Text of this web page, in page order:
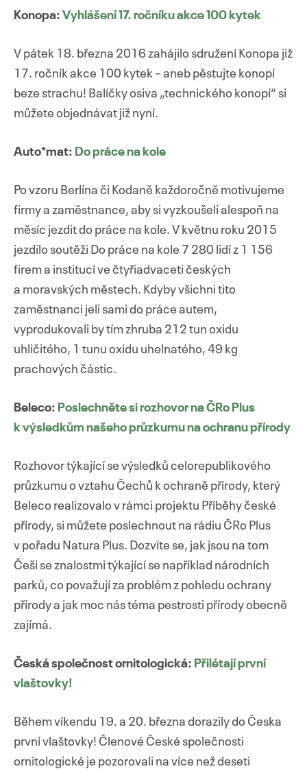
Konopa: Vyhlášení 17. ročníku akce 100 kytek
V pátek 18. března 2016 zahájilo sdružení Konopa již
17. ročník akce 100 kytek – aneb pěstujte konopí
beze strachu! Balíčky osiva „technického konopí“ si
můžete objednávat již nyní.
Auto*mat: Do práce na kole
Po vzoru Berlína či Kodaně každoročně motivujeme
firmy a zaměstnance, aby si vyzkoušeli alespoň na
měsíc jezdit do práce na kole. V květnu roku 2015
jezdilo soutěži Do práce na kole 7 280 lidí z 1 156
firem a institucí ve čtyřiadvaceti českých
a moravských městech. Kdyby všichni tito
zaměstnanci jeli sami do práce autem,
vyprodukovali by tím zhruba 212 tun oxidu
uhličitého, 1 tunu oxidu uhelnatého, 49 kg
prachových částic.
Beleco: Poslechněte si rozhovor na ČRo Plus
k výsledkům našeho průzkumu na ochranu přírody
Rozhovor týkající se výsledků celorepublikového
průzkumu o vztahu Čechů k ochraně přírody, který
Beleco realizovalo v rámci projektu Příběhy české
přírody, si můžete poslechnout na rádiu ČRo Plus
v pořadu Natura Plus. Dozvíte se, jak jsou na tom
Češi se znalostmi týkající se například národních
parků, co považují za problém z pohledu ochrany
přírody a jak moc nás téma pestrosti přírody obecně
zajímá.
Česká společnost ornitologická: Přilétají první
vlaštovky!
Během víkendu 19. a 20. března dorazily do Česka
první vlaštovky! Členové České společnosti
ornitologické je pozorovali na více než deseti